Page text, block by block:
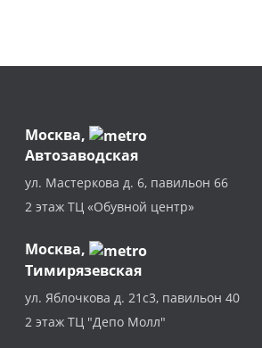
Москва,
Автозаводская
ул. Мастеркова д. 6, павильон 66
2 этаж ТЦ «Обувной центр»
Москва,
Тимирязевская
ул. Яблочкова д. 21с3, павильон 40
2 этаж ТЦ "Депо Молл"